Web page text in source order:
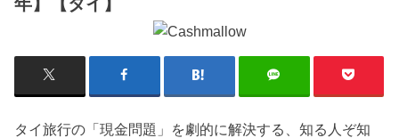
タイ旅行の「現金問題」を劇的に解決する、知る人ぞ知